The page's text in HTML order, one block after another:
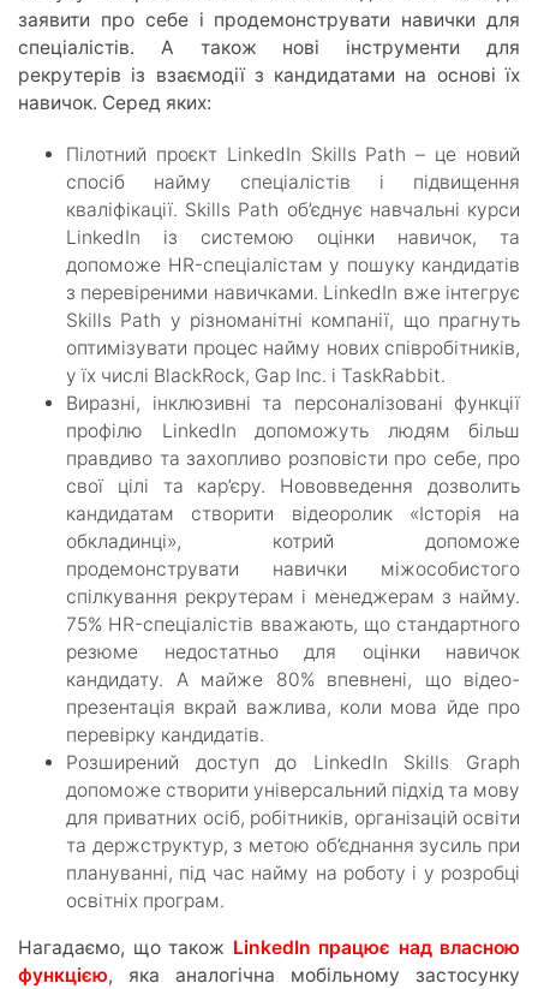
заявити про себе і продемонструвати навички для
спеціалістів. А також нові інструменти для
рекрутерів із взаємодії з кандидатами на основі їх
навичок. Серед яких:
Пілотний проєкт LinkedIn Skills Path – це новий
спосіб найму спеціалістів і підвищення
кваліфікації. Skills Path об’єднує навчальні курси
LinkedIn із системою оцінки навичок, та
допоможе HR-спеціалістам у пошуку кандидатів
з перевіреними навичками. LinkedIn вже інтегрує
Skills Path у різноманітні компанії, що прагнуть
оптимізувати процес найму нових співробітників,
у їх числі BlackRock, Gap Inc. і TaskRabbit.
Виразні, інклюзивні та персоналізовані функції
профілю LinkedIn допоможуть людям більш
правдиво та захопливо розповісти про себе, про
свої цілі та кар’єру. Нововведення дозволить
кандидатам створити відеоролик «Історія на
обкладинці», котрий допоможе
продемонструвати навички міжособистого
спілкування рекрутерам і менеджерам з найму.
75% HR-спеціалістів вважають, що стандартного
резюме недостатньо для оцінки навичок
кандидату. А майже 80% впевнені, що відео-
презентація вкрай важлива, коли мова йде про
перевірку кандидатів.
Розширений доступ до LinkedIn Skills Graph
допоможе створити універсальний підхід та мову
для приватних осіб, робітників, організацій освіти
та держструктур, з метою об’єднання зусиль при
плануванні, під час найму на роботу і у розробці
освітніх програм.
Нагадаємо, що також LinkedIn працює над власною
функцією, яка аналогічна мобільному застосунку